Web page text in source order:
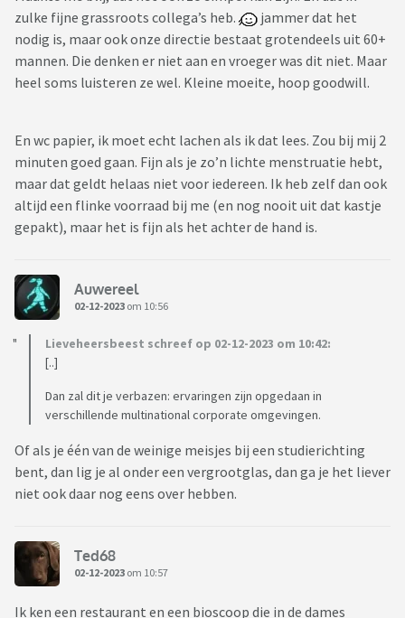
zulke fijne grassroots collega’s heb.
jammer dat het
nodig is, maar ook onze directie bestaat grotendeels uit 60+
mannen. Die denken er niet aan en vroeger was dit niet. Maar
heel soms luisteren ze wel. Kleine moeite, hoop goodwill.
En wc papier, ik moet echt lachen als ik dat lees. Zou bij mij 2
minuten goed gaan. Fijn als je zo’n lichte menstruatie hebt,
maar dat geldt helaas niet voor iedereen. Ik heb zelf dan ook
altijd een flinke voorraad bij me (en nog nooit uit dat kastje
gepakt), maar het is fijn als het achter de hand is.
Auwereel
02-12-2023 om 10:56
Lieveheersbeest schreef op 02-12-2023 om 10:42:
[..]
Dan zal dit je verbazen: ervaringen zijn opgedaan in
verschillende multinational corporate omgevingen.
Of als je één van de weinige meisjes bij een studierichting
bent, dan lig je al onder een vergrootglas, dan ga je het liever
niet ook daar nog eens over hebben.
Ted68
02-12-2023 om 10:57
Ik ken een restaurant en een bioscoop die in de dames